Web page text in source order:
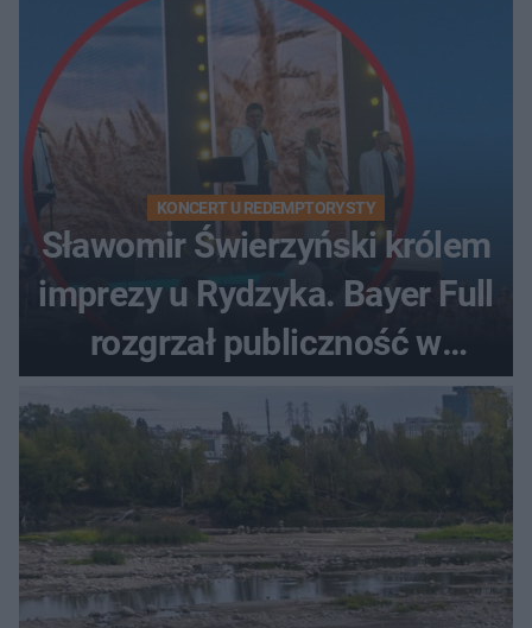
KONCERT U REDEMPTORYSTY
Sławomir Świerzyński królem
imprezy u Rydzyka. Bayer Full
rozgrzał publiczność w
Toruniu